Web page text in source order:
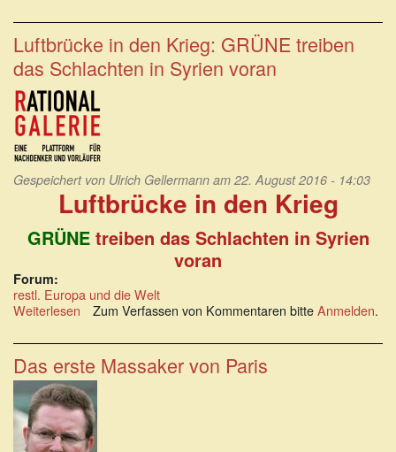
Krieg
gegen
Syrien:
Washington,
Regime
Change
und
Widerstand.
(TIM
ANDERSON)
Luftbrücke in den Krieg: GRÜNE treiben
das Schlachten in Syrien voran
Gespeichert von Ulrich Gellermann am 22. August 2016 - 14:03
Luftbrücke in den Krieg
GRÜNEtreiben das Schlachten in Syrien
voran
Forum:
restl. Europa und die Welt
Weiterlesen über
in
den
Krieg:
GRÜNE
treiben
das
Schlachten
Zum Verfassen von Kommentaren bitteAnmelden.
Das erste Massaker von Paris